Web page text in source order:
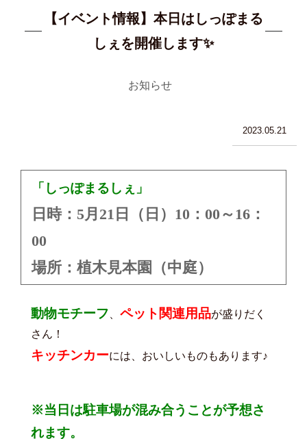
【イベント情報】本日はしっぽまる
しぇを開催します✨
お知らせ
2023.05.21
「しっぽまるしぇ」
日時：5月21日（日）10：00～16：
00
場所：植木見本園（中庭）
動物モチーフ ペット関連用品が盛りだく
さん！
キッチンカーには、おいしいものもあります♪
※当日は駐車場が混み合うことが予想さ
れます。